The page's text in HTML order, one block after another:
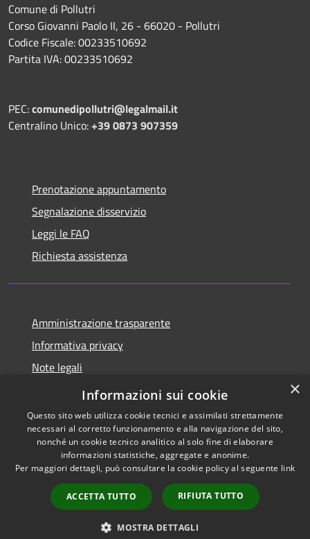
Comune di Pollutri
Corso Giovanni Paolo II, 26 - 66020 - Pollutri
Codice Fiscale: 00233510692
Partita IVA: 00233510692
PEC:comunedipollutri@legalmail.it
Centralino Unico:+39 0873 907359
Prenotazione appuntamento
Segnalazione disservizio
Leggi le FAQ
Richiesta assistenza
Amministrazione trasparente
Informativa privacy
Note legali
Dichiarazione di accessibilità
Accessibilità
Copyright © 2026 • Comune di
Pollutri • Powered by
Municipium•
Accesso
redazione
×
Informazioni sui cookie
Questo sito web utilizza cookie tecnici e assimilati strettamente
necessari al corretto funzionamento e alla navigazione del sito,
nonché un cookie tecnico analitico al solo fine di elaborare
informazioni statistiche, aggregate e anonime.
Per maggiori dettagli, può consultare la cookie policy al seguente link
ACCETTA TUTTO RIFIUTA TUTTO
MOSTRA DETTAGLI